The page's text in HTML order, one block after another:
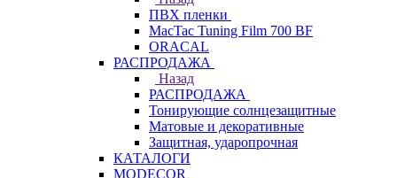
ПВХ пленки
MacTac Tuning Film 700 BF
ORACAL
РАСПРОДАЖА
Назад
РАСПРОДАЖА
Тонирующие солнцезащитные
Матовые и декоративные
Защитная, ударопрочная
КАТАЛОГИ
MODECOR